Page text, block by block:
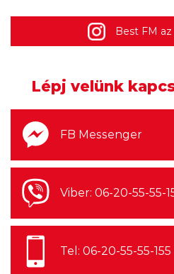
2026.08.06. 14:00
Harmincnyolc éve a
késéssel felért a
2026.08.06. 12:00
2027 a Faith No More
visszatérésének éve
Best FM
Lépj velünk
FB Messenger
Viber: 06-20-55-55-
Tel: 06-20-55-55-155